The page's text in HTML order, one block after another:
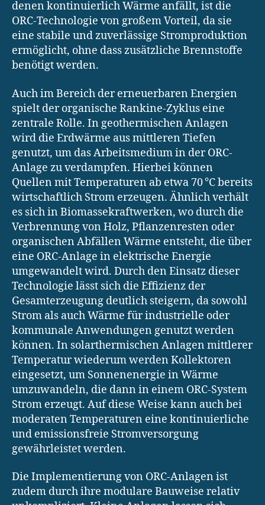
denen kontinuierlich Wärme anfällt, ist die
ORC-Technologie von großem Vorteil, da sie
eine stabile und zuverlässige Stromproduktion
ermöglicht, ohne dass zusätzliche Brennstoffe
benötigt werden.
Auch im Bereich der erneuerbaren Energien
spielt der organische Rankine-Zyklus eine
zentrale Rolle. In geothermischen Anlagen
wird die Erdwärme aus mittleren Tiefen
genutzt, um das Arbeitsmedium in der ORC-
Anlage zu verdampfen. Hierbei können
Quellen mit Temperaturen ab etwa 70 °C bereits
wirtschaftlich Strom erzeugen. Ähnlich verhält
es sich in Biomassekraftwerken, wo durch die
Verbrennung von Holz, Pflanzenresten oder
organischen Abfällen Wärme entsteht, die über
eine ORC-Anlage in elektrische Energie
umgewandelt wird. Durch den Einsatz dieser
Technologie lässt sich die Effizienz der
Gesamterzeugung deutlich steigern, da sowohl
Strom als auch Wärme für industrielle oder
kommunale Anwendungen genutzt werden
können. In solarthermischen Anlagen mittlerer
Temperatur wiederum werden Kollektoren
eingesetzt, um Sonnenenergie in Wärme
umzuwandeln, die dann in einem ORC-System
Strom erzeugt. Auf diese Weise kann auch bei
moderaten Temperaturen eine kontinuierliche
und emissionsfreie Stromversorgung
gewährleistet werden.
Die Implementierung von ORC-Anlagen ist
zudem durch ihre modulare Bauweise relativ